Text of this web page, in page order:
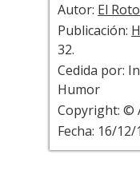
Autor: El Roto
Publicación:
32.
Cedida por:
Humor
Copyright: ©
Fecha: 16/12/